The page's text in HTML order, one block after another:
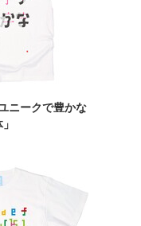
ニークで豊かな